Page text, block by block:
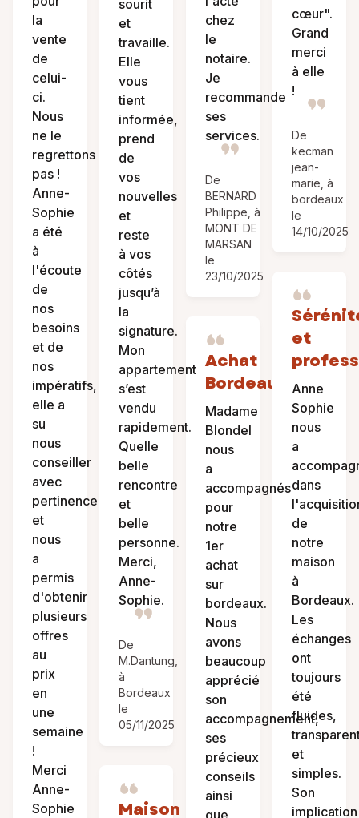
la
vente
de
celui-
ci.
Nous
ne le
regrettons
pas !
Anne-
Sophie
a été
à
l'écoute
de
nos
besoins
et de
nos
impératifs,
elle a
su
nous
conseiller
avec
pertinence
et
nous
a
permis
d'obtenir
plusieurs
offres
au
prix
en
une
semaine
!
Merci
Anne-
Sophie
sourit
et
travaille.
Elle
vous
tient
informée,
prend
de
vos
nouvelles
et
reste
à vos
côtés
jusqu’à
la
signature.
Mon
appartement
s’est
vendu
rapidement.
Quelle
belle
rencontre
et
belle
personne.
Merci,
Anne-
Sophie.
De
M.Dantung,
à
Bordeaux
le
05/11/2025
Maison
chez
le
notaire.
Je
recommande
ses
services.
De
BERNARD
Philippe, à
MONT DE
MARSAN
le
23/10/2025
Achat
Bordeaux
Madame
Blondel
nous
a
accompagnés
pour
notre
1er
achat
sur
bordeaux.
Nous
avons
beaucoup
apprécié
son
accompagnement,
ses
précieux
conseils
ainsi
que
cœur".
Grand
merci
à elle
!
De
kecman
jean-
marie, à
bordeaux
le
14/10/2025
et
Anne
Sophie
nous
a
dans
de
notre
maison
à
Bordeaux.
Les
échanges
ont
toujours
été
fluides,
et
simples.
Son
implication